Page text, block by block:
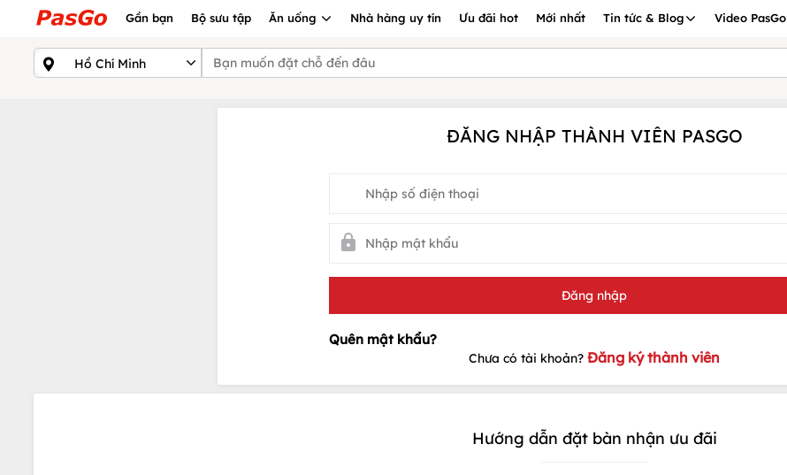
Gần bạn Bộ sưu tập Ăn uống Nhà hàng uy tín Ưu đãi hot Mới nhất Tin tức & Blog Video PasGo
ĐĂNG NHẬP THÀNH VIÊN PASGO
Chưa có tài khoản? Đăng ký thành viên
Hướng dẫn đặt bàn nhận ưu đãi